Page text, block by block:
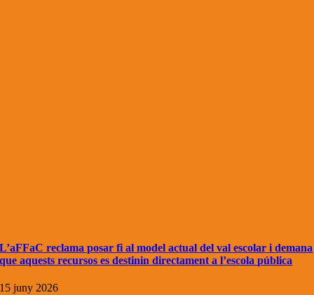
L’aFFaC reclama posar fi al model actual del val escolar i demana
que aquests recursos es destinin directament a l’escola pública
15 juny 2026